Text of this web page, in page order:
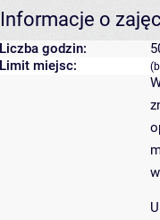
Informacje o
Liczba godzin:
Limit miejsc: